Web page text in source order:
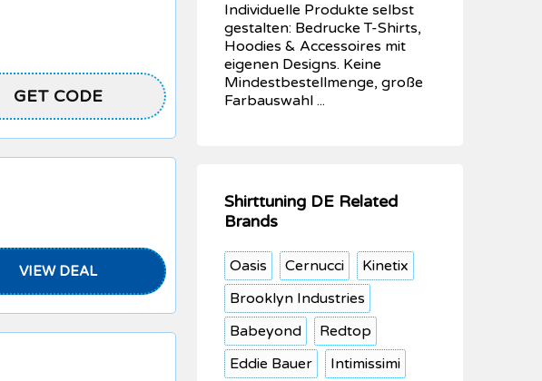
GET CODE
AF252MC0S00M
VIEW DEAL
Individuelle Produkte selbst
gestalten: Bedrucke T-Shirts,
Hoodies & Accessoires mit
eigenen Designs. Keine
Mindestbestellmenge, große
Farbauswahl ...
Shirttuning DE Related
Brands
Oasis Cernucci
Kinetix
Brooklyn Industries
Babeyond
Redtop
Eddie Bauer
Intimissimi